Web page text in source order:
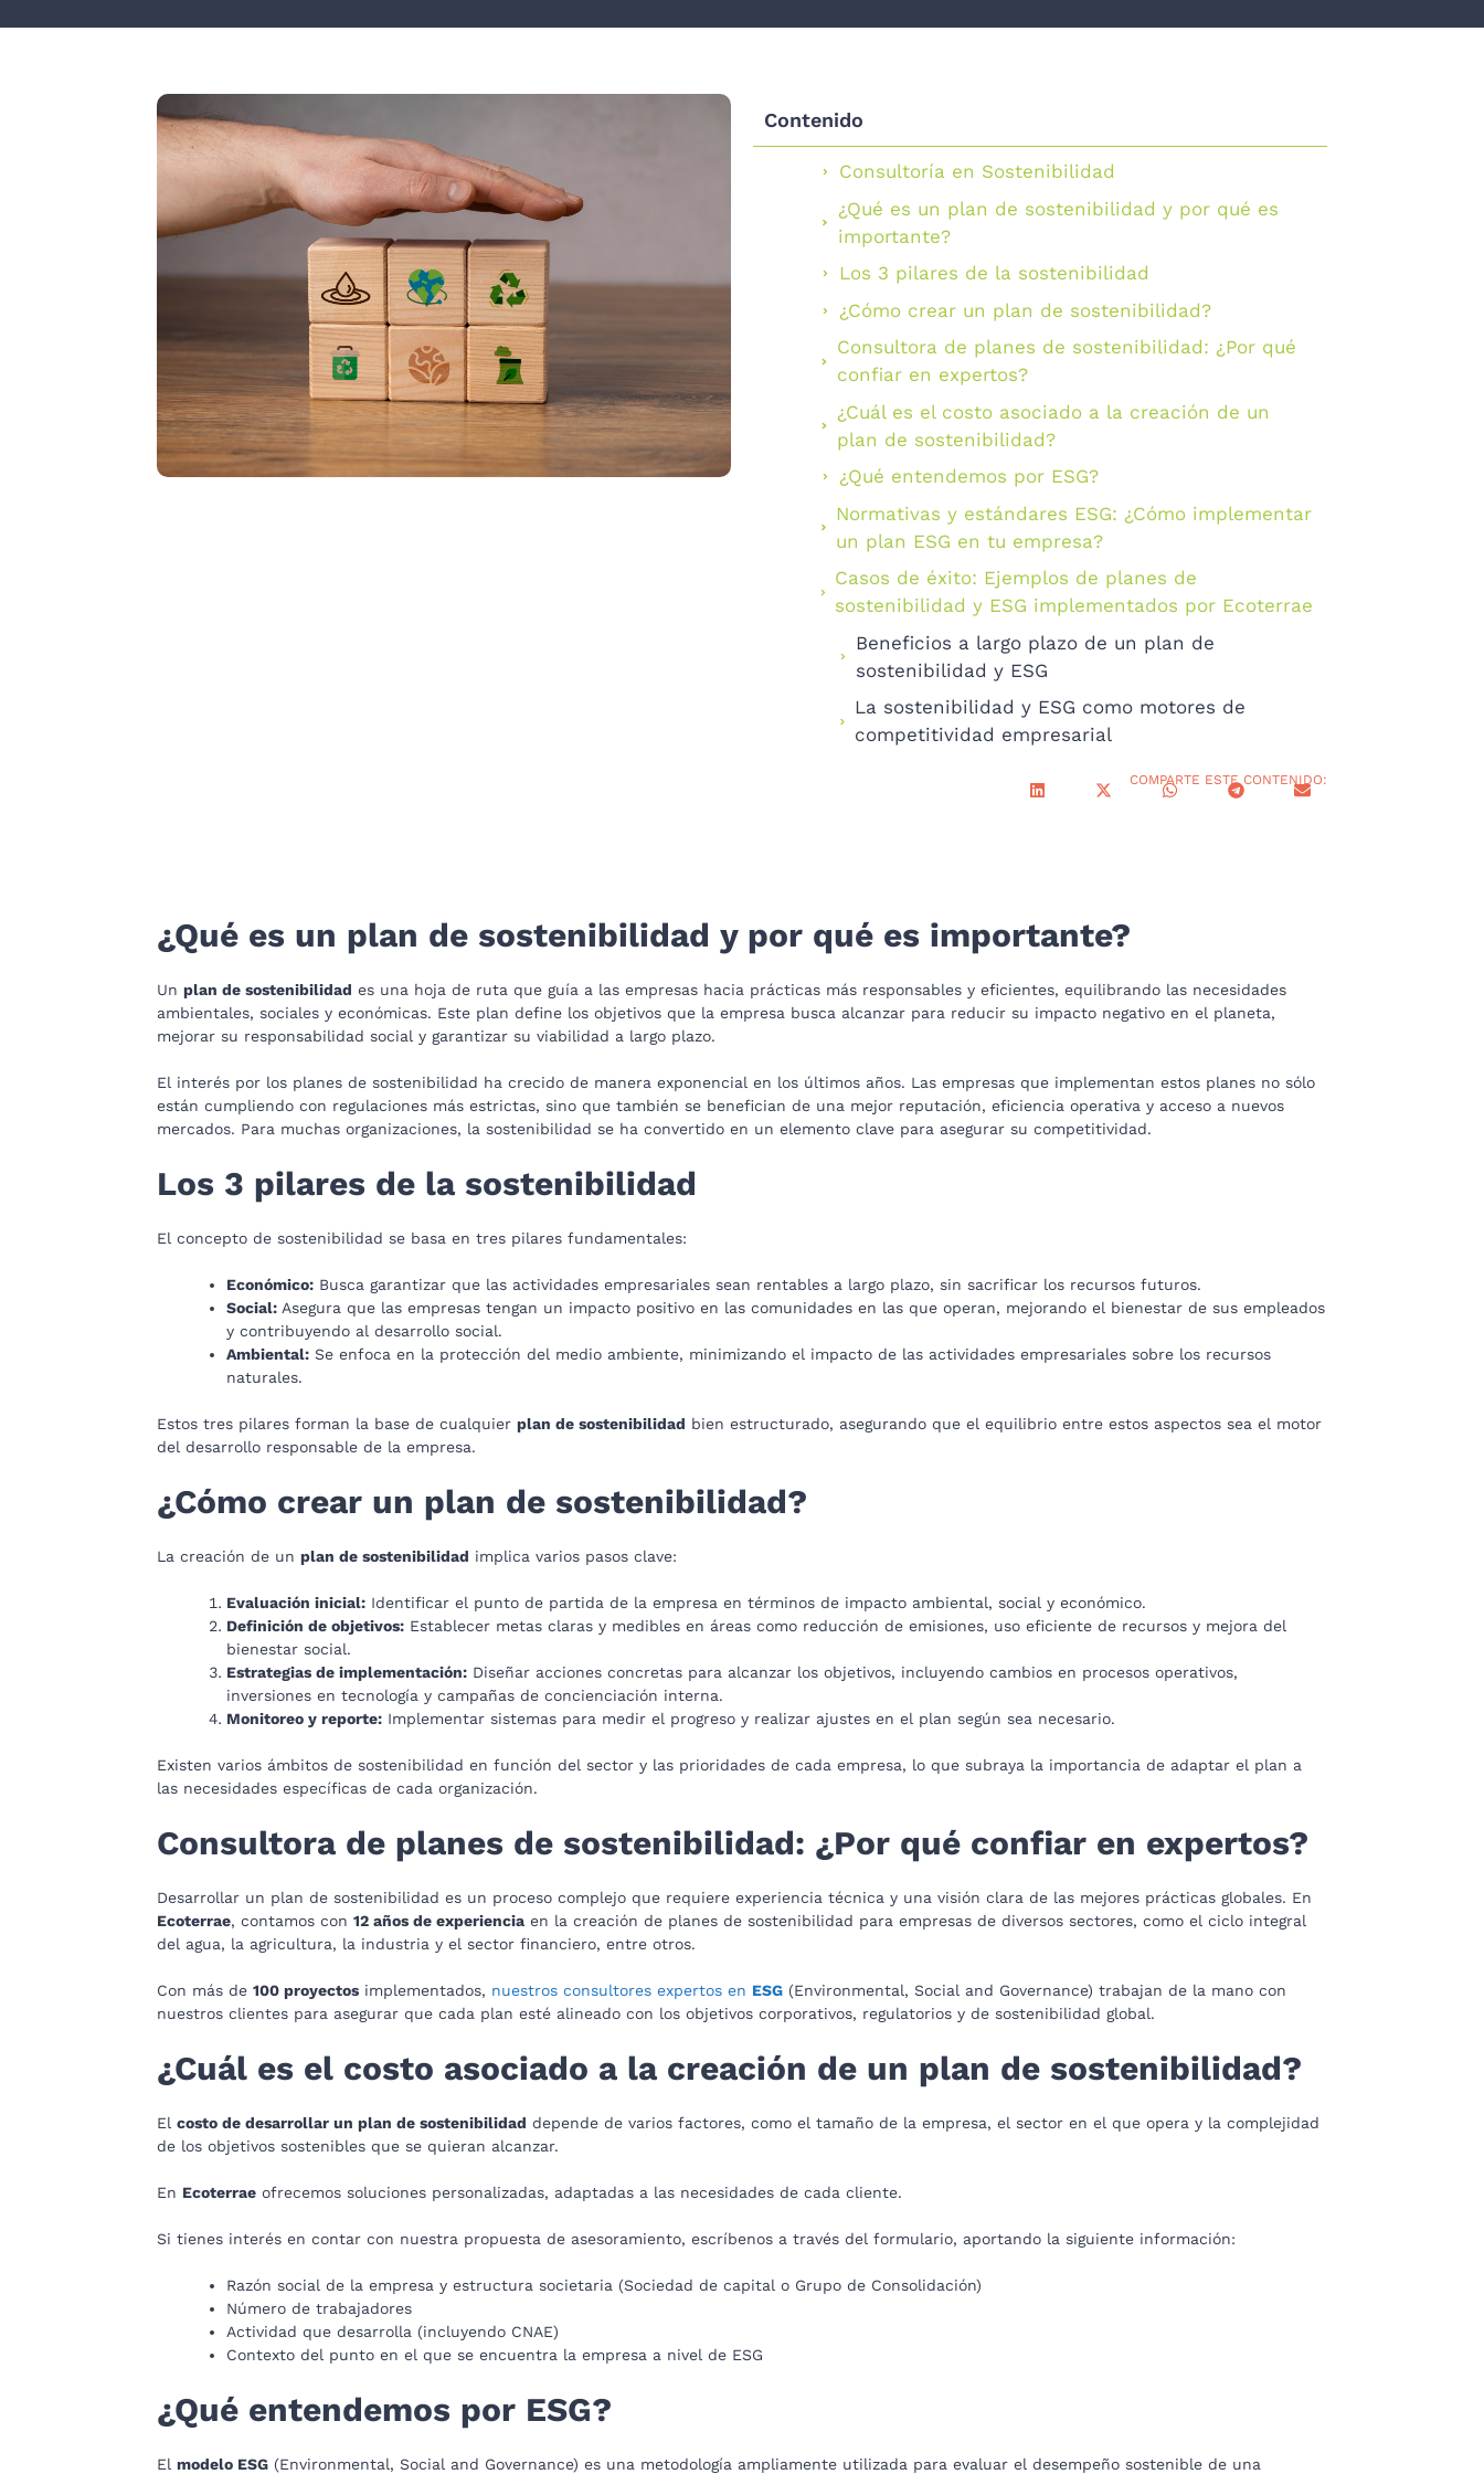
Contenido
Consultoría en Sostenibilidad
¿Qué es un plan de sostenibilidad y por qué es
importante?
Los 3 pilares de la sostenibilidad
¿Cómo crear un plan de sostenibilidad?
Consultora de planes de sostenibilidad: ¿Por qué
confiar en expertos?
¿Cuál es el costo asociado a la creación de un
plan de sostenibilidad?
¿Qué entendemos por ESG?
Normativas y estándares ESG: ¿Cómo implementar
un plan ESG en tu empresa?
Casos de éxito: Ejemplos de planes de
sostenibilidad y ESG implementados por Ecoterrae
Beneficios a largo plazo de un plan de
sostenibilidad y ESG
La sostenibilidad y ESG como motores de
competitividad empresarial
COMPARTE ESTE CONTENIDO:
¿Qué es un plan de sostenibilidad y por qué es importante?
Un plan de sostenibilidad es una hoja de ruta que guía a las empresas hacia prácticas más responsables y eficientes, equilibrando las necesidades
ambientales, sociales y económicas. Este plan define los objetivos que la empresa busca alcanzar para reducir su impacto negativo en el planeta,
mejorar su responsabilidad social y garantizar su viabilidad a largo plazo.
El interés por los planes de sostenibilidad ha crecido de manera exponencial en los últimos años. Las empresas que implementan estos planes no sólo
están cumpliendo con regulaciones más estrictas, sino que también se benefician de una mejor reputación, eficiencia operativa y acceso a nuevos
mercados. Para muchas organizaciones, la sostenibilidad se ha convertido en un elemento clave para asegurar su competitividad.
Los 3 pilares de la sostenibilidad
El concepto de sostenibilidad se basa en tres pilares fundamentales:
Económico: Busca garantizar que las actividades empresariales sean rentables a largo plazo, sin sacrificar los recursos futuros.
Social: Asegura que las empresas tengan un impacto positivo en las comunidades en las que operan, mejorando el bienestar de sus empleados
y contribuyendo al desarrollo social.
Ambiental: Se enfoca en la protección del medio ambiente, minimizando el impacto de las actividades empresariales sobre los recursos
naturales.
Estos tres pilares forman la base de cualquier plan de sostenibilidad bien estructurado, asegurando que el equilibrio entre estos aspectos sea el motor
del desarrollo responsable de la empresa.
¿Cómo crear un plan de sostenibilidad?
La creación de un plan de sostenibilidad implica varios pasos clave:
Evaluación inicial: Identificar el punto de partida de la empresa en términos de impacto ambiental, social y económico.
Definición de objetivos: Establecer metas claras y medibles en áreas como reducción de emisiones, uso eficiente de recursos y mejora del
bienestar social.
Estrategias de implementación: Diseñar acciones concretas para alcanzar los objetivos, incluyendo cambios en procesos operativos,
inversiones en tecnología y campañas de concienciación interna.
Monitoreo y reporte: Implementar sistemas para medir el progreso y realizar ajustes en el plan según sea necesario.
Existen varios ámbitos de sostenibilidad en función del sector y las prioridades de cada empresa, lo que subraya la importancia de adaptar el plan a
las necesidades específicas de cada organización.
Consultora de planes de sostenibilidad: ¿Por qué confiar en expertos?
Desarrollar un plan de sostenibilidad es un proceso complejo que requiere experiencia técnica y una visión clara de las mejores prácticas globales. En
Ecoterrae, contamos con 12 años de experiencia en la creación de planes de sostenibilidad para empresas de diversos sectores, como el ciclo integral
del agua, la agricultura, la industria y el sector financiero, entre otros.
Con más de 100 proyectos implementados, nuestros consultores expertos en ESG (Environmental, Social and Governance) trabajan de la mano con
nuestros clientes para asegurar que cada plan esté alineado con los objetivos corporativos, regulatorios y de sostenibilidad global.
¿Cuál es el costo asociado a la creación de un plan de sostenibilidad?
El costo de desarrollar un plan de sostenibilidad depende de varios factores, como el tamaño de la empresa, el sector en el que opera y la complejidad
de los objetivos sostenibles que se quieran alcanzar.
En Ecoterrae ofrecemos soluciones personalizadas, adaptadas a las necesidades de cada cliente.
Si tienes interés en contar con nuestra propuesta de asesoramiento, escríbenos a través del formulario, aportando la siguiente información:
Razón social de la empresa y estructura societaria (Sociedad de capital o Grupo de Consolidación)
Número de trabajadores
Actividad que desarrolla (incluyendo CNAE)
Contexto del punto en el que se encuentra la empresa a nivel de ESG
¿Qué entendemos por ESG?
El modelo ESG (Environmental, Social and Governance) es una metodología ampliamente utilizada para evaluar el desempeño sostenible de una